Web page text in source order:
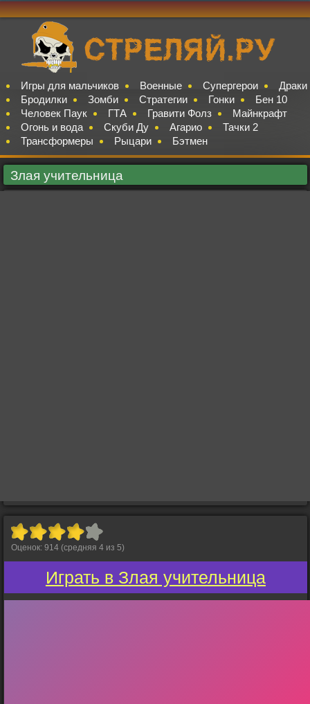
Игры для мальчиков Военные Супергерои
Драки
Бродилки
Зомби Стратегии Гонки
Бен 10
Человек Паук
ГТА Гравити Фолз
Майнкрафт
Огонь и вода
Скуби Ду Агарио
Тачки 2
Трансформеры
Рыцари Бэтмен
Злая учительница
Оценок: 914 (средняя 4 из 5)
Играть в Злая учительница